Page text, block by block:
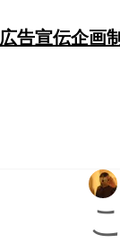
広告宣伝企画